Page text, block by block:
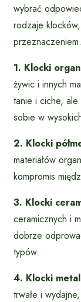
wybrać
rodzaje
1. Klocki
żywic i innych
tanie i ciche, ale
sobie w
2. Klocki
materiałów
kompromis
3. Klocki
ceramicznych i
dobrze
typów.
4. Klocki
trwałe i